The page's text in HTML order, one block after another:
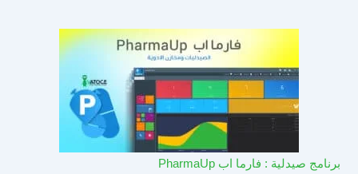
برنامج صيدلية : فارما اب PharmaUp​